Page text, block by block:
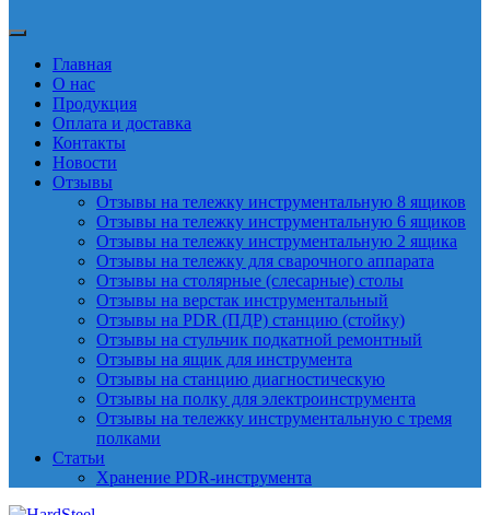
Главная
О нас
Продукция
Оплата и доставка
Контакты
Новости
Отзывы
Отзывы на тележку инструментальную 8 ящиков
Отзывы на тележку инструментальную 6 ящиков
Отзывы на тележку инструментальную 2 ящика
Отзывы на тележку для сварочного аппарата
Отзывы на столярные (слесарные) столы
Отзывы на верстак инструментальный
Отзывы на PDR (ПДР) станцию (стойку)
Отзывы на стульчик подкатной ремонтный
Отзывы на ящик для инструмента
Отзывы на станцию диагностическую
Отзывы на полку для электроинструмента
Отзывы на тележку инструментальную с тремя
полками
Статьи
Хранение PDR-инструмента